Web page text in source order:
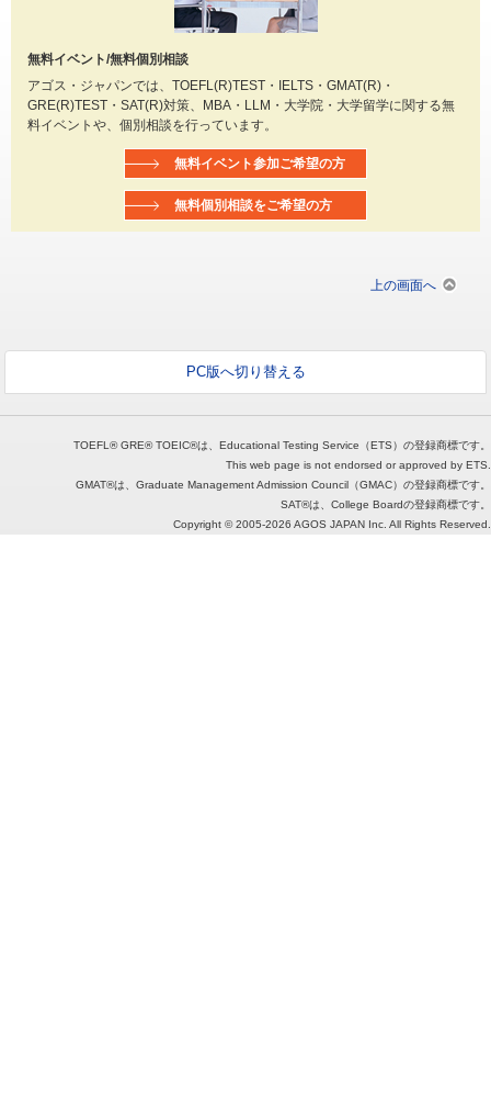
無料イベント/無料個別相談
アゴス・ジャパンでは、TOEFL(R)TEST・IELTS・GMAT(R)・
GRE(R)TEST・SAT(R)対策、MBA・LLM・大学院・大学留学に関する無
料イベントや、個別相談を行っています。
無料イベント参加ご希望の方
無料個別相談をご希望の方
上の画面へ
PC版へ切り替える
TOEFL® GRE® TOEIC®は、Educational Testing Service（ETS）の登録商標です。
This web page is not endorsed or approved by ETS.
GMAT®は、Graduate Management Admission Council（GMAC）の登録商標です。
SAT®は、College Boardの登録商標です。
Copyright © 2005-2026 AGOS JAPAN Inc. All Rights Reserved.